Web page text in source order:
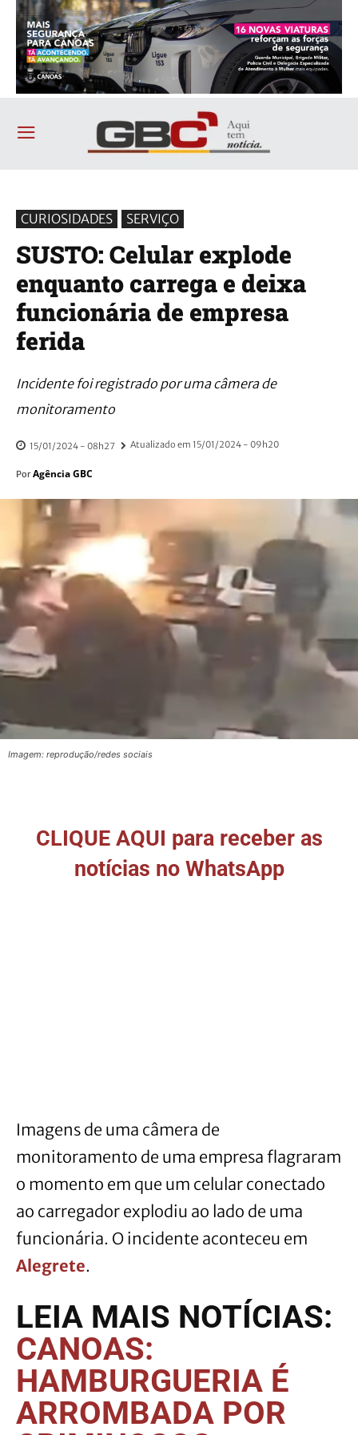
CURIOSIDADES SERVIÇO
SUSTO: Celular explode
enquanto carrega e deixa
funcionária de empresa
ferida
Incidente foi registrado por uma câmera de
monitoramento
15/01/2024 - 08h27 Atualizado em 15/01/2024 - 09h20
Por Agência GBC
Imagem: reprodução/redes sociais
CLIQUE AQUI para receber as
notícias no WhatsApp
Imagens de uma câmera de
monitoramento de uma empresa flagraram
o momento em que um celular conectado
ao carregador explodiu ao lado de uma
funcionária. O incidente aconteceu em
Alegrete.
LEIA MAIS NOTÍCIAS:
CANOAS:
HAMBURGUERIA É
ARROMBADA POR